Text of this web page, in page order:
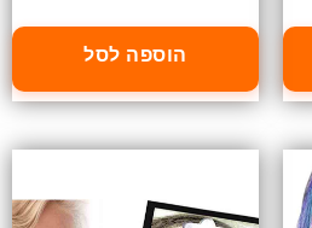
הוספה לסל